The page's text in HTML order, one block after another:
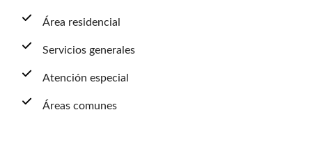
Área residencial
Servicios generales
Atención especial
Áreas comunes